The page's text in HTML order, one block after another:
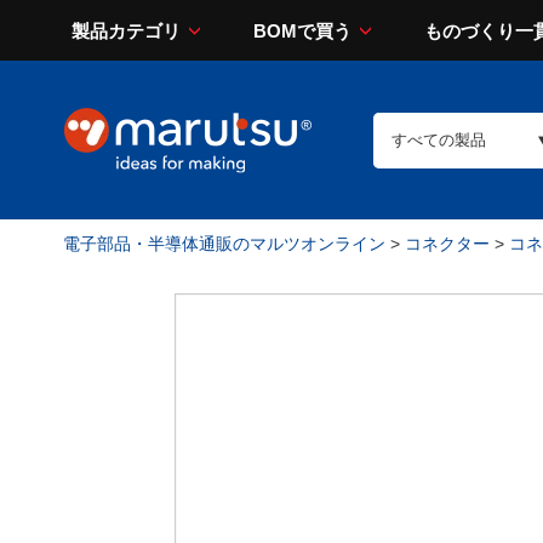
製品カテゴリ BOMで買う ものづくり一
電子部品・半導体通販のマルツオンライン > コネクター > コ